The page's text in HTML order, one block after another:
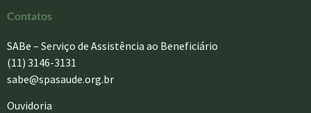
Contatos
SABe – Serviço de Assistência ao Beneficiário
(11) 3146-3131
sabe@spasaude.org.br
Ouvidoria